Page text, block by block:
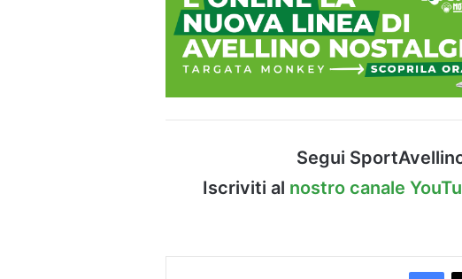
Segui
Iscriviti al nostro canale